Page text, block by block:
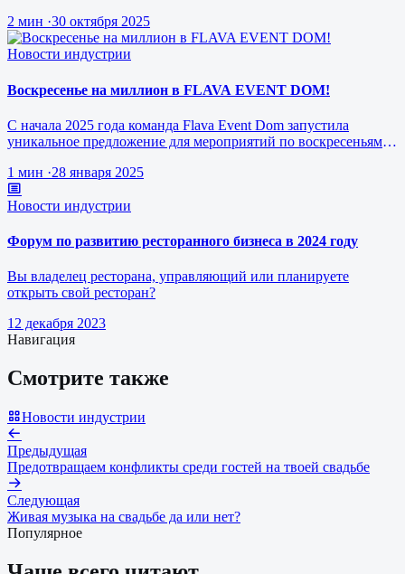
2 мин ·30 октября 2025
Новости индустрии
Воскресенье на миллион в FLAVA EVENT DOM!
С начала 2025 года команда Flava Event Dom запустила
уникальное предложение для мероприятий по воскресеньям за
1 мин ·28 января 2025
Новости индустрии
Форум по развитию ресторанного бизнеса в 2024 году
Вы владелец ресторана, управляющий или планируете
открыть свой ресторан?
12 декабря 2023
Навигация
Смотрите также
Новости индустрии
Предыдущая
Предотвращаем конфликты среди гостей на твоей свадьбе
Следующая
Живая музыка на свадьбе да или нет?
Популярное